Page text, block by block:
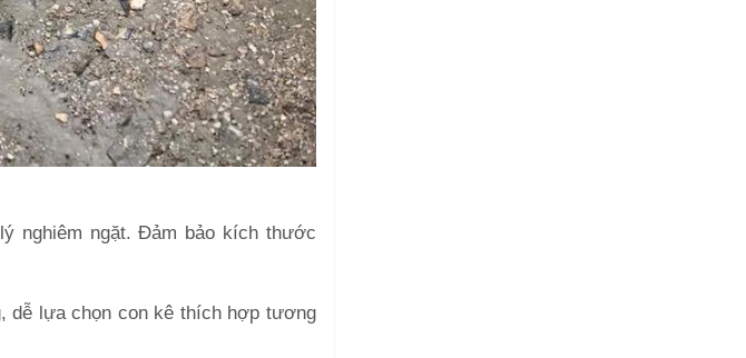
nghiêm ngặt. Đảm bảo kích thước
dễ lựa chọn con kê thích hợp tương